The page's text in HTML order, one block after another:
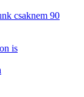
csaknem 90
is